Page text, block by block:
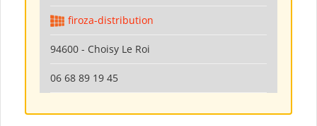
firoza-distribution
94600 - Choisy Le Roi
06 68 89 19 45